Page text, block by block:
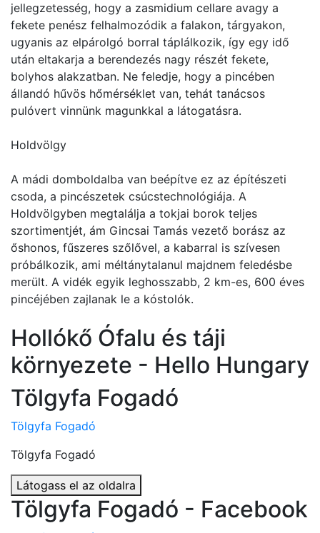
jellegzetesség, hogy a zasmidium cellare avagy a
fekete penész felhalmozódik a falakon, tárgyakon,
ugyanis az elpárolgó borral táplálkozik, így egy idő
után eltakarja a berendezés nagy részét fekete,
bolyhos alakzatban. Ne feledje, hogy a pincében
állandó hűvös hőmérséklet van, tehát tanácsos
pulóvert vinnünk magunkkal a látogatásra.
Holdvölgy
A mádi domboldalba van beépítve ez az építészeti
csoda, a pincészetek csúcstechnológiája. A
Holdvölgyben megtalálja a tokjai borok teljes
szortimentjét, ám Gincsai Tamás vezető borász az
őshonos, fűszeres szőlővel, a kabarral is szívesen
próbálkozik, ami méltánytalanul majdnem feledésbe
merült. A vidék egyik leghosszabb, 2 km-es, 600 éves
pincéjében zajlanak le a kóstolók.
Hollókő Ófalu és táji
környezete - Hello Hungary
Tölgyfa Fogadó
Tölgyfa Fogadó
Tölgyfa Fogadó
Látogass el az oldalra
Tölgyfa Fogadó - Facebook